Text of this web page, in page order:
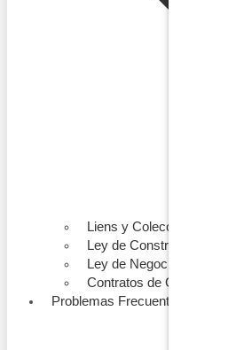
Liens y Colecciones
Ley de Construcción
Ley de Negocios
Contratos de Construcción
Problemas Frecuentes